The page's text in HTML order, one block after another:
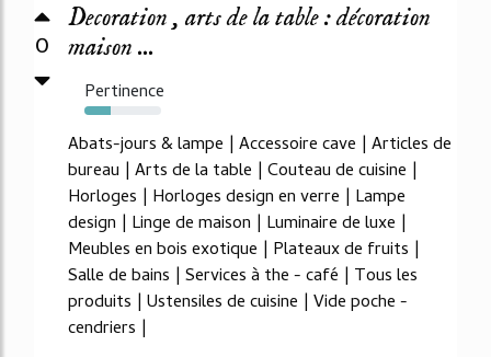
0
Decoration , arts de la table : décoration
maison ...
Pertinence
34%
Abats-jours & lampe | Accessoire cave | Articles de
bureau | Arts de la table | Couteau de cuisine |
Horloges | Horloges design en verre | Lampe
design | Linge de maison | Luminaire de luxe |
Meubles en bois exotique | Plateaux de fruits |
Salle de bains | Services à the - café | Tous les
produits | Ustensiles de cuisine | Vide poche -
cendriers |